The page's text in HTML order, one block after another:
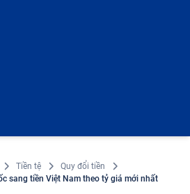
Tiền tệ
Quy đổi tiền
sang tiền Việt Nam theo tỷ giá mới nhất